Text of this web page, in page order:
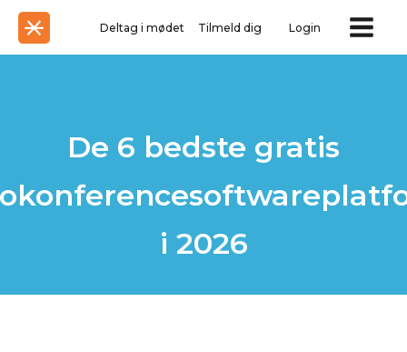
Deltag i mødet Tilmeld dig Login
De 6 bedste gratis
i 2026